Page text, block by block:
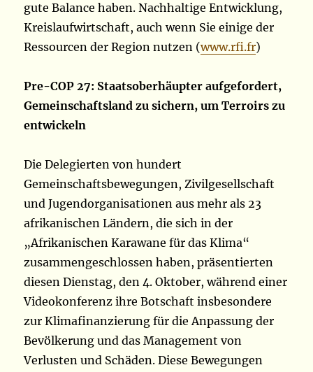
gute Balance haben. Nachhaltige Entwicklung,
Kreislaufwirtschaft, auch wenn Sie einige der
Ressourcen der Region nutzen (www.rfi.fr)
Pre-COP 27: Staatsoberhäupter aufgefordert,
Gemeinschaftsland zu sichern, um Terroirs zu
entwickeln
Die Delegierten von hundert
Gemeinschaftsbewegungen, Zivilgesellschaft
und Jugendorganisationen aus mehr als 23
afrikanischen Ländern, die sich in der
„Afrikanischen Karawane für das Klima“
zusammengeschlossen haben, präsentierten
diesen Dienstag, den 4. Oktober, während einer
Videokonferenz ihre Botschaft insbesondere
zur Klimafinanzierung für die Anpassung der
Bevölkerung und das Management von
Verlusten und Schäden. Diese Bewegungen